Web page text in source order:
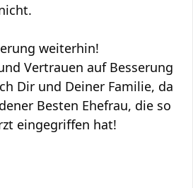
weiterhin!
Vertrauen auf Besserung
Dir und Deiner Familie, da
Besten Ehefrau, die so
eingegriffen hat!